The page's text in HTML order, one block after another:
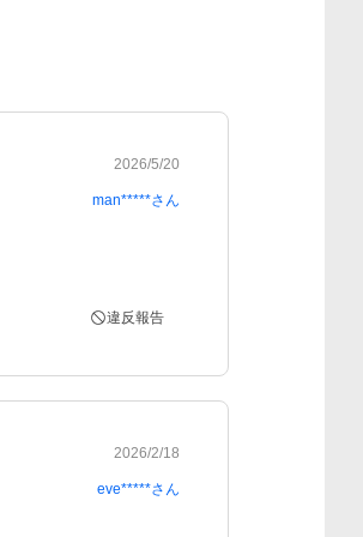
2026/5/20
man*****さん
違反報告
2026/2/18
eve*****さん